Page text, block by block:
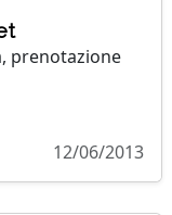
prenotazione
12/06/2013